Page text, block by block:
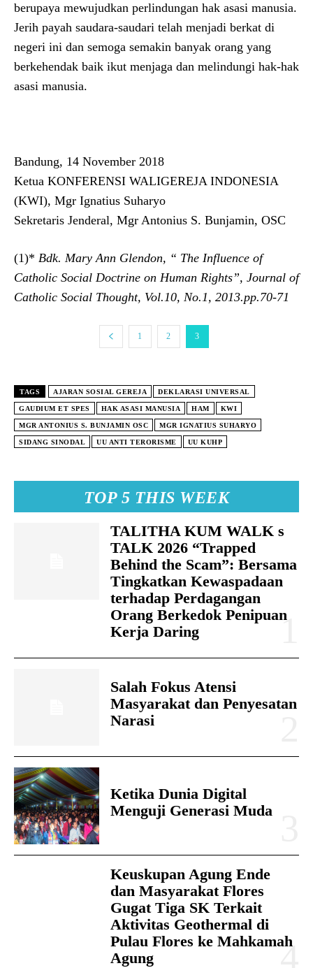
TOP 5 THIS WEEK
TALITHA KUM WALK s
TALK 2026 “Trapped
Behind the Scam”: Bersama
Tingkatkan Kewaspadaan
terhadap Perdagangan
Orang Berkedok Penipuan
Kerja Daring
Salah Fokus Atensi
Masyarakat dan Penyesatan
Narasi
Ketika Dunia Digital
Menguji Generasi Muda
Keuskupan Agung Ende
dan Masyarakat Flores
Gugat Tiga SK Terkait
Aktivitas Geothermal di
Pulau Flores ke Mahkamah
Agung
berupaya mewujudkan perlindungan hak asasi manusia.
Jerih payah saudara-saudari telah menjadi berkat di
negeri ini dan semoga semakin banyak orang yang
berkehendak baik ikut menjaga dan melindungi hak-hak
asasi manusia.
Bandung, 14 November 2018
Ketua KONFERENSI WALIGEREJA INDONESIA
(KWI), Mgr Ignatius Suharyo
Sekretaris Jenderal, Mgr Antonius S. Bunjamin, OSC
(1)* Bdk. Mary Ann Glendon, “ The Influence of
Catholic Social Doctrine on Human Rights”, Journal of
Catholic Social Thought, Vol.10, No.1, 2013.pp.70-71
1 2 3
TAGS AJARAN SOSIAL GEREJA DEKLARASI UNIVERSAL
GAUDIUM ET SPES HAK ASASI MANUSIA HAM KWI
MGR ANTONIUS S. BUNJAMIN OSC MGR IGNATIUS SUHARYO
SIDANG SINODAL UU ANTI TERORISME UU KUHP